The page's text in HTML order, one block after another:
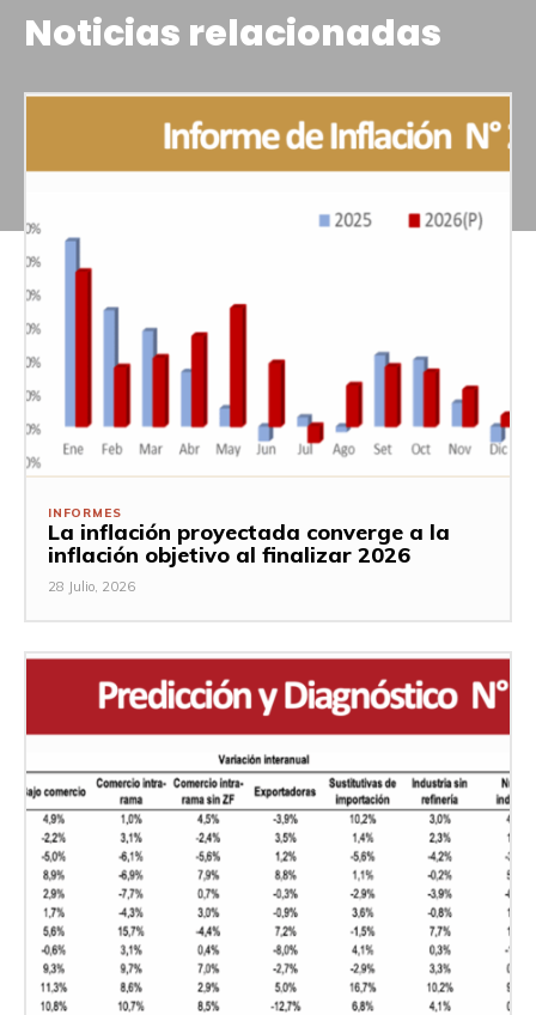
Noticias relacionadas
INFORMES
La inflación proyectada converge a la
inflación objetivo al finalizar 2026
28 Julio, 2026